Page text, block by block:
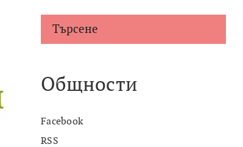
Търсене
Общности
Facebook
RSS